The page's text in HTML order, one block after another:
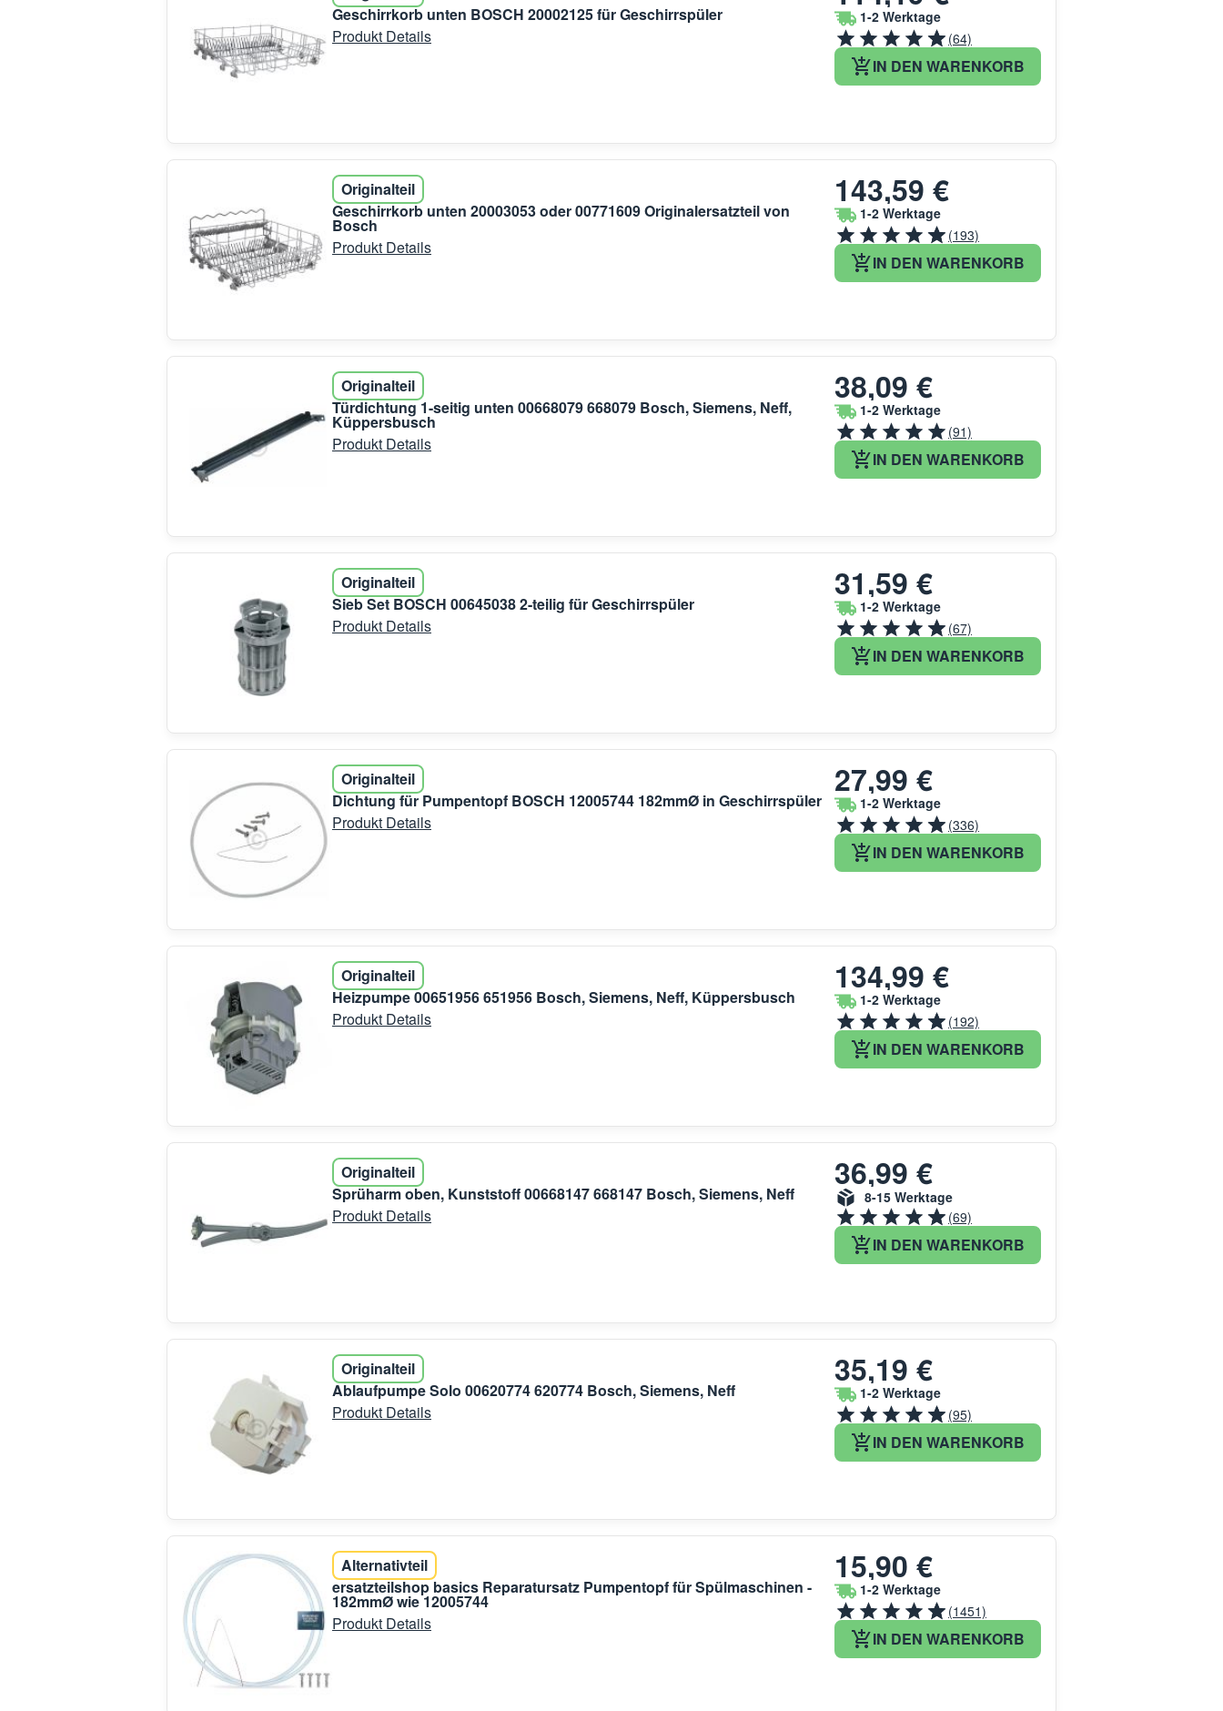
Geschirrkorb unten BOSCH 20002125 für Geschirrspüler
Produkt Details
1-2 Werktage
(64)
IN DEN WARENKORB
Originalteil
Geschirrkorb unten 20003053 oder 00771609 Originalersatzteil von
Bosch
Produkt Details
143,59 €
1-2 Werktage
(193)
IN DEN WARENKORB
Originalteil
Türdichtung 1-seitig unten 00668079 668079 Bosch, Siemens, Neff,
Küppersbusch
Produkt Details
38,09 €
1-2 Werktage
(91)
IN DEN WARENKORB
Originalteil
Sieb Set BOSCH 00645038 2-teilig für Geschirrspüler
Produkt Details
31,59 €
1-2 Werktage
(67)
IN DEN WARENKORB
Originalteil
Dichtung für Pumpentopf BOSCH 12005744 182mmØ in Geschirrspüler
Produkt Details
27,99 €
1-2 Werktage
(336)
IN DEN WARENKORB
Originalteil
Heizpumpe 00651956 651956 Bosch, Siemens, Neff, Küppersbusch
Produkt Details
134,99 €
1-2 Werktage
(192)
IN DEN WARENKORB
Originalteil
Sprüharm oben, Kunststoff 00668147 668147 Bosch, Siemens, Neff
Produkt Details
36,99 €
8-15 Werktage
(69)
IN DEN WARENKORB
Originalteil
Ablaufpumpe Solo 00620774 620774 Bosch, Siemens, Neff
Produkt Details
35,19 €
1-2 Werktage
(95)
IN DEN WARENKORB
Alternativteil
ersatzteilshop basics Reparatursatz Pumpentopf für Spülmaschinen -
182mmØ wie 12005744
Produkt Details
15,90 €
1-2 Werktage
(1451)
IN DEN WARENKORB